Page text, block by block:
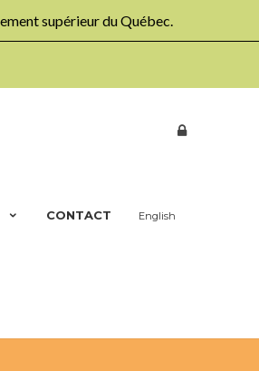
supérieur du Québec.
CONTACT English